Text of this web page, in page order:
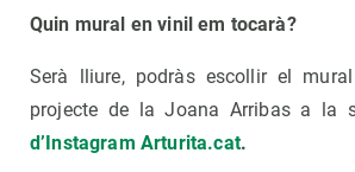
Quin mural en vinil em tocarà?
Serà lliure, podràs escollir el
projecte de la Joana Arribas a la
d’Instagram Arturita.cat.